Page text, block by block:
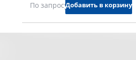
По запросуДобавить в корзину